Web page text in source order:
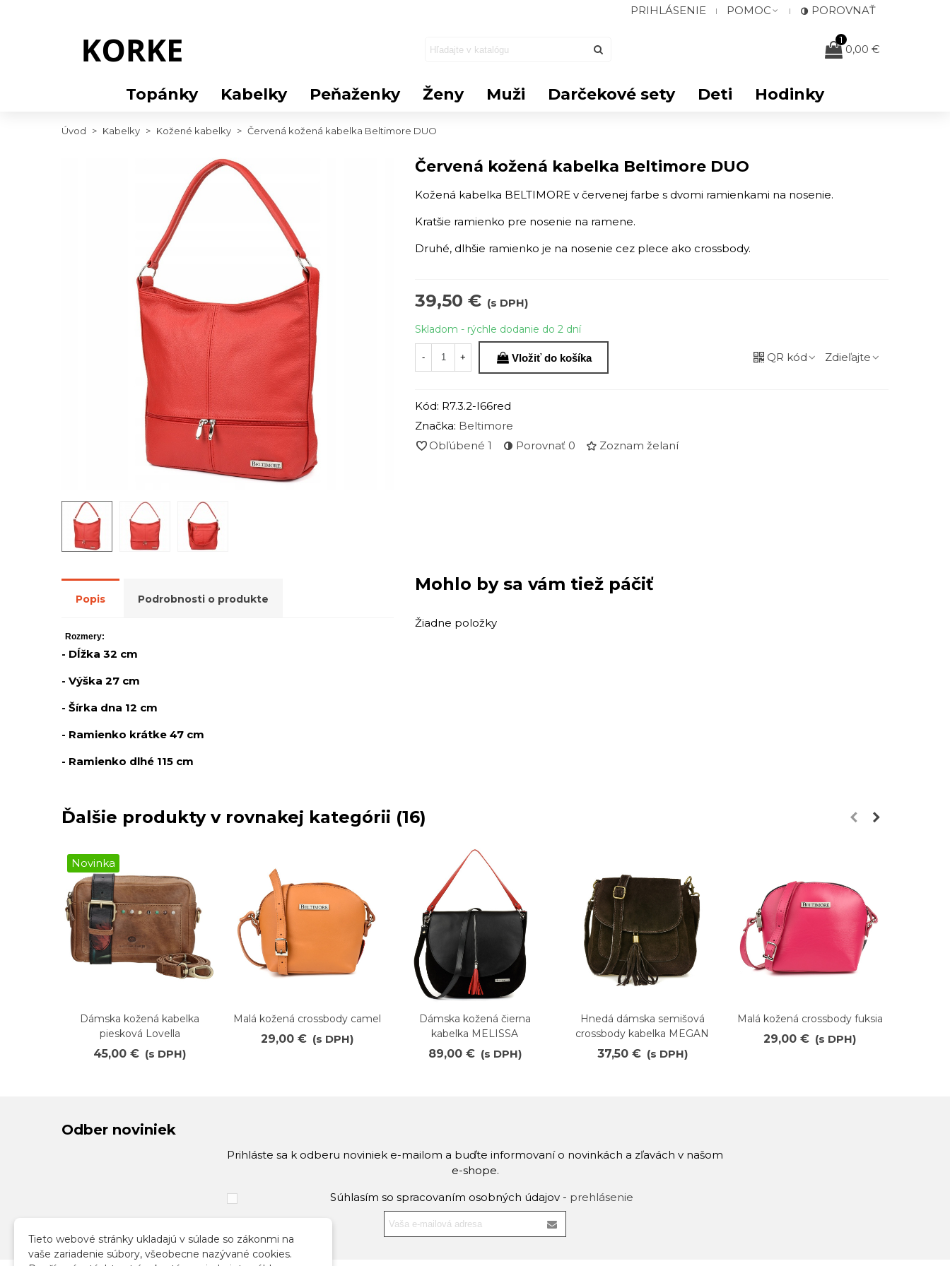
PRIHLÁSENIE POMOC POROVNAŤ
1
0,00 €
Topánky Kabelky Peňaženky Ženy Muži Darčekové sety Deti Hodinky
Úvod > Kabelky > Kožené kabelky > Červená kožená kabelka Beltimore DUO
Červená kožená kabelka Beltimore DUO
Kožená kabelka BELTIMORE v červenej farbe s dvomi ramienkami na nosenie.
Kratšie ramienko pre nosenie na ramene.
Druhé, dlhšie ramienko je na nosenie cez plece ako crossbody.
39,50 € (s DPH)
Skladom - rýchle dodanie do 2 dní
- + Vložiť do košíka QR kód Zdieľajte
Kód: R7.3.2-I66red
Značka: Beltimore
Obľúbené 1 Porovnať 0 Zoznam želaní
Popis Podrobnosti o produkte
Rozmery:
- Dĺžka 32 cm
- Výška 27 cm
- Šírka dna 12 cm
- Ramienko krátke 47 cm
- Ramienko dlhé 115 cm
Mohlo by sa vám tiež páčiť
Žiadne položky
Ďalšie produkty v rovnakej kategórii (16)
Novinka
Obľúbené
Dámska kožená kabelka
piesková Lovella
45,00 € (s DPH)
Obľúbené
Malá kožená crossbody camel
29,00 € (s DPH)
Obľúbené
Dámska kožená čierna
kabelka MELISSA
89,00 € (s DPH)
Obľúbené
Hnedá dámska semišová
crossbody kabelka MEGAN
37,50 € (s DPH)
Obľúbené
Malá kožená crossbody fuksia
29,00 € (s DPH)
Odber noviniek
Prihláste sa k odberu noviniek e-mailom a buďte informovaní o novinkách a zľavách v našom
e-shope.
Súhlasím so spracovaním osobných údajov - prehlásenie
Tieto webové stránky ukladajú v súlade so zákonmi na
vaše zariadenie súbory, všeobecne nazývané cookies.